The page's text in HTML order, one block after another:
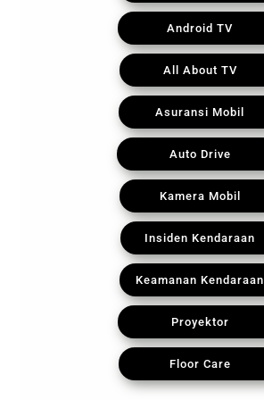
Android TV
All About TV
Asuransi Mobil
Auto Drive
Kamera Mobil
Insiden Kendaraan
Keamanan Kendaraan
Proyektor
Floor Care